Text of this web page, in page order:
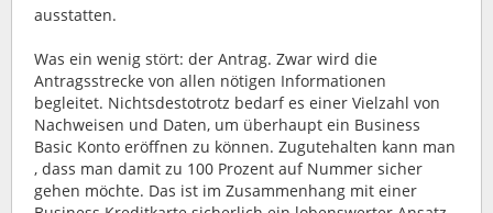
ausstatten.
Was ein wenig stört: der Antrag. Zwar wird die
Antragsstrecke von allen nötigen Informationen
begleitet. Nichtsdestotrotz bedarf es einer Vielzahl von
Nachweisen und Daten, um überhaupt ein Business
Basic Konto eröffnen zu können. Zugutehalten kann man
, dass man damit zu 100 Prozent auf Nummer sicher
gehen möchte. Das ist im Zusammenhang mit einer